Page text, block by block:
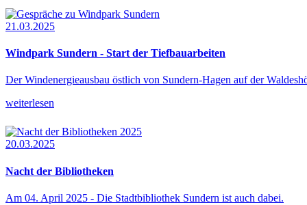
21.03.2025
Windpark Sundern - Start der Tiefbauarbeiten
Der Windenergieausbau östlich von Sundern-Hagen auf der
weiterlesen
20.03.2025
Nacht der Bibliotheken
Am 04. April 2025 - Die Stadtbibliothek Sundern ist auch dabei.